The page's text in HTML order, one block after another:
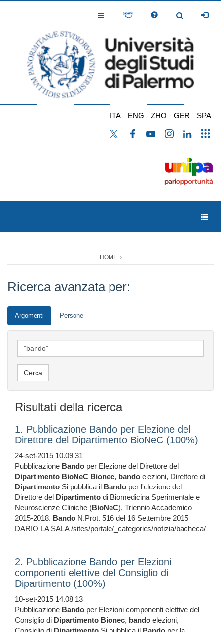
Toggle
Toggle
ITA ENG ZHO GER SPA
HOME
Ricerca avanzata per:
Argomenti Persone
Risultati della ricerca
1. Pubblicazione Bando per Elezione del
Direttore del Dipartimento BioNeC (100%)
24-set-2015 10.09.31
Pubblicazione Bando per Elezione del Direttore del
Dipartimento BioNeC Bionec, bando elezioni, Direttore di
Dipartimento Si pubblica il Bando per l'elezione del
Direttore del Dipartimento di Biomedicina Sperimentale e
Neuroscienze Cliniche (BioNeC), Triennio Accademico
2015-2018. Bando N.Prot. 516 del 16 Settembre 2015
DARIO LA SALA /sites/portale/_categories/notizia/bacheca/
2. Pubblicazione Bando per Elezioni
componenti elettive del Consiglio di
Dipartimento (100%)
10-set-2015 14.08.13
Pubblicazione Bando per Elezioni componenti elettive del
Consiglio di Dipartimento Bionec, bando elezioni,